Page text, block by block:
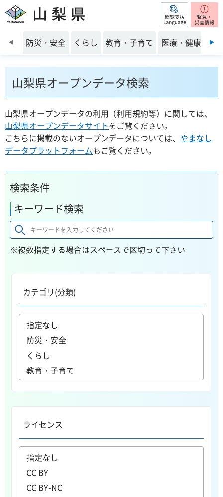
山梨県 閲覧支援
前のスライドを表示
防災・安全 くらし 教育・子育て 医療・健康・福
山梨県オープンデータ検索
山梨県オープンデータの利用（利用規約等）に関しては、
山梨県オープンデータサイトをご覧ください。
こちらに掲載のないオープンデータについては、 やまなし
データプラットフォームもご覧ください。
検索条件
キーワード検索
※複数指定する場合はスペースで区切って下さい
カテゴリ(分類)
ライセンス